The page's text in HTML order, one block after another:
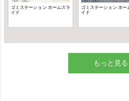
もっと見る